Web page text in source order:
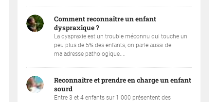
Comment reconnaître un enfant
dyspraxique ?
La dyspraxie est un trouble méconnu qui touche un
peu plus de 5% des enfants, on parle aussi de
maladresse pathologique....
Reconnaître et prendre en charge un enfant
sourd
Entre 3 et 4 enfants sur 1 000 présentent des